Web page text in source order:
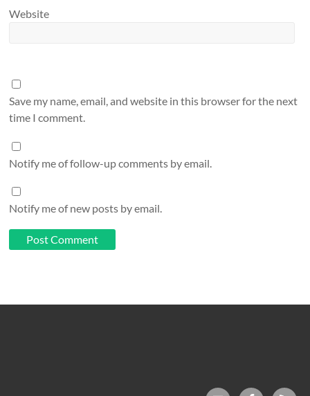
Website
Save my name, email, and website in this browser for the next
time I comment.
Notify me of follow-up comments by email.
Notify me of new posts by email.